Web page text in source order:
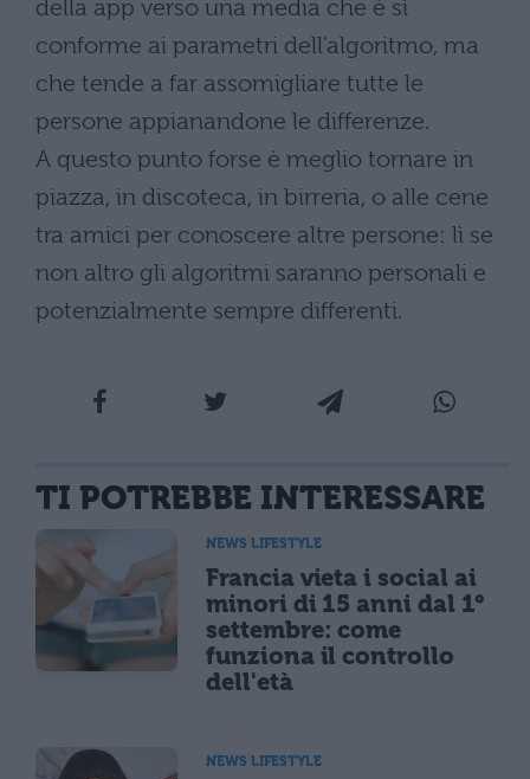
della app verso una media che è sì
conforme ai parametri dell'algoritmo, ma
che tende a far assomigliare tutte le
persone appianandone le differenze.
A questo punto forse è meglio tornare in
piazza, in discoteca, in birreria, o alle cene
tra amici per conoscere altre persone: lì se
non altro gli algoritmi saranno personali e
potenzialmente sempre differenti.
TI POTREBBE INTERESSARE
NEWS LIFESTYLE
Francia vieta i social ai
minori di 15 anni dal 1°
settembre: come
funziona il controllo
dell'età
NEWS LIFESTYLE